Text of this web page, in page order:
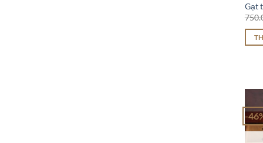
Gạt
-